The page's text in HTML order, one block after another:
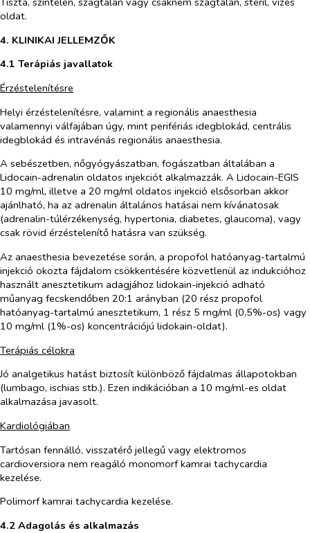
oldat.
4. KLINIKAI JELLEMZŐK
4.1 Terápiás javallatok
Érzéstelenítésre
Helyi érzéstelenítésre, valamint a regionális anaesthesia
valamennyi válfajában úgy, mint perifériás idegblokád, centrális
idegblokád és intravénás regionális anaesthesia.
A sebészetben, nőgyógyászatban, fogászatban általában a
Lidocain-adrenalin oldatos injekciót alkalmazzák. A Lidocain-EGIS
10 mg/ml, illetve a 20 mg/ml oldatos injekció elsősorban akkor
ajánlható, ha az adrenalin általános hatásai nem kívánatosak
(adrenalin-túlérzékenység, hypertonia, diabetes, glaucoma), vagy
csak rövid érzéstelenítő hatásra van szükség.
Az anaesthesia bevezetése során, a propofol hatóanyag-tartalmú
injekció okozta fájdalom csökkentésére közvetlenül az indukcióhoz
használt anesztetikum adagjához lidokain-injekció adható
műanyag fecskendőben 20:1 arányban (20 rész propofol
hatóanyag-tartalmú anesztetikum, 1 rész 5 mg/ml (0,5%-os) vagy
10 mg/ml (1%-os) koncentrációjú lidokain-oldat).
Terápiás célokra
Jó analgetikus hatást biztosít különböző fájdalmas állapotokban
(lumbago, ischias stb.). Ezen indikációban a 10 mg/ml-es oldat
alkalmazása javasolt.
Kardiológiában
Tartósan fennálló, visszatérő jellegű vagy elektromos
cardioversiora nem reagáló monomorf kamrai tachycardia
kezelése.
Polimorf kamrai tachycardia kezelése.
4.2 Adagolás és alkalmazás